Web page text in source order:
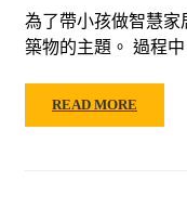
為了帶小孩做智慧家
築物的主題。 過程
READ MORE